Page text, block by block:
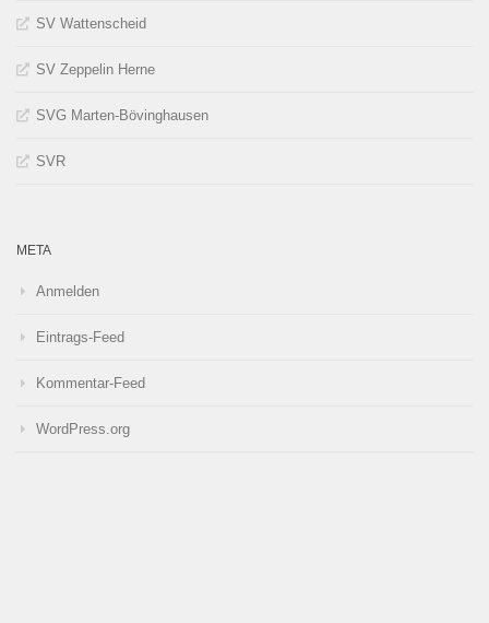
SV Wattenscheid
SV Zeppelin Herne
SVG Marten-Bövinghausen
SVR
META
Anmelden
Eintrags-Feed
Kommentar-Feed
WordPress.org